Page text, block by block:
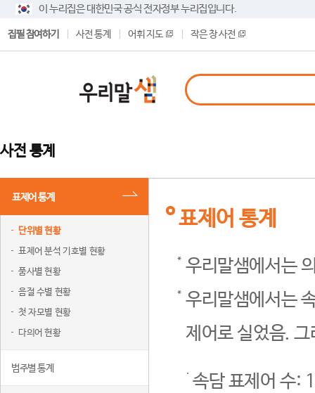
이 누리집은 대한민국 공식 전자정부 누리집입니다.
집필 참여하기 사전 통계 어휘 지도 작은 창 사전
사전 통계
표제어 통계
단위별 현황
표제어 분석 기호별 현황
품사별 현황
음절 수별 현황
첫 자모별 현황
다의어 현황
범주별 통계
표제어 통계
우리말샘에서는
우리말샘에서는
제어로 실었음.
속담 표제어 수: